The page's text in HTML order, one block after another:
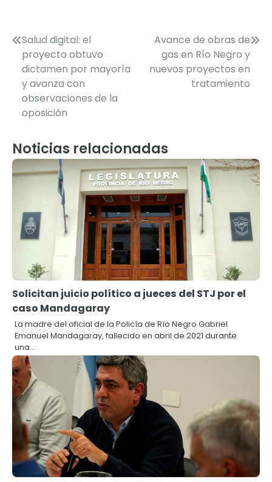
Navegación
de
entradas
Salud digital: el
proyecto obtuvo
dictamen por mayoría
y avanza con
observaciones de la
oposición
Avance de obras de
gas en Río Negro y
nuevos proyectos en
tratamiento
Noticias relacionadas
Solicitan juicio político a jueces del STJ por el
caso Mandagaray
La madre del oficial de la Policía de Río Negro Gabriel
Emanuel Mandagaray, fallecido en abril de 2021 durante
una…